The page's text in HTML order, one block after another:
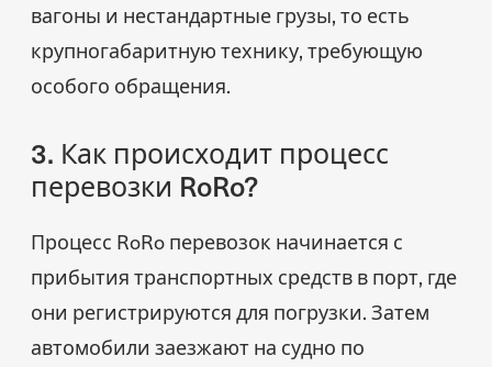
вагоны и нестандартные грузы, то есть
крупногабаритную технику, требующую
особого обращения.
3. Как происходит процесс
перевозки RoRo?
Процесс RoRo перевозок начинается с
прибытия транспортных средств в порт, где
они регистрируются для погрузки. Затем
автомобили заезжают на судно по